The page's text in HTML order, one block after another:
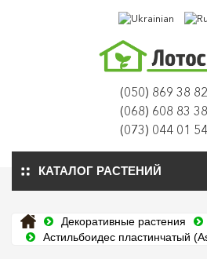
(050) 869 38 82
(068) 608 83 38
(073) 044 01 54
КАТАЛОГ РАСТЕНИЙ
Декоративные растения
Астильбоидес пластинчатый